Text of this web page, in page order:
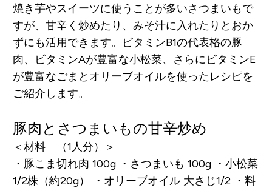
焼き芋やスイーツに使うことが多いさつまいもで
すが、甘辛く炒めたり、みそ汁に入れたりとおか
ずにも活用できます。ビタミンB1の代表格の豚
肉、ビタミンAが豊富な小松菜、さらにビタミンE
が豊富なごまとオリーブオイルを使ったレシピを
ご紹介します。
豚肉とさつまいもの甘辛炒め
＜材料 （1人分）＞
・豚こま切れ肉 100g・さつまいも 100g・小松菜
1/2株（約20g）
・オリーブオイル 大さじ1/2・料